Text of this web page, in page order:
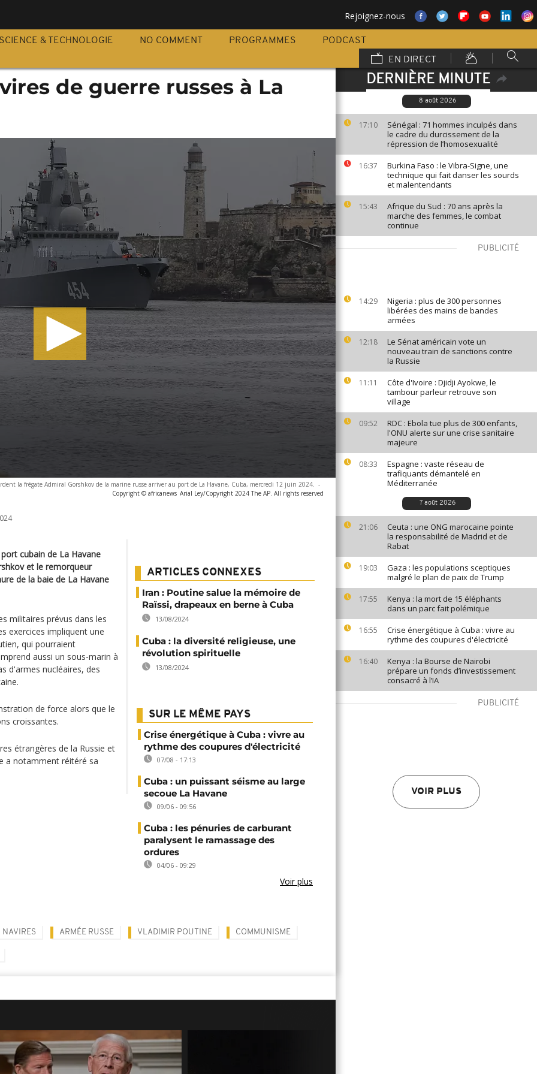
Rejoignez-nous
SCIENCE & TECHNOLOGIE NO COMMENT PROGRAMMES
PODCAST
EN DIRECT
DERNIÈRE MINUTE
8 août 2026
17:10
Sénégal : 71 hommes inculpés dans
le cadre du durcissement de la
répression de l’homosexualité
16:37
Burkina Faso : le Vibra-Signe, une
technique qui fait danser les sourds
et malentendants
15:43
Afrique du Sud : 70 ans après la
marche des femmes, le combat
continue
PUBLICITÉ
14:29
Nigeria : plus de 300 personnes
libérées des mains de bandes
armées
12:18
Le Sénat américain vote un
nouveau train de sanctions contre
la Russie
11:11
Côte d'Ivoire : Djidji Ayokwe, le
tambour parleur retrouve son
village
09:52
RDC : Ebola tue plus de 300 enfants,
l'ONU alerte sur une crise sanitaire
majeure
08:33
Espagne : vaste réseau de
trafiquants démantelé en
Méditerranée
7 août 2026
21:06
Ceuta : une ONG marocaine pointe
la responsabilité de Madrid et de
Rabat
19:03
Gaza : les populations sceptiques
malgré le plan de paix de Trump
17:55
Kenya : la mort de 15 éléphants
dans un parc fait polémique
16:55
Crise énergétique à Cuba : vivre au
rythme des coupures d'électricité
16:40
Kenya : la Bourse de Nairobi
prépare un fonds d’investissement
consacré à l’IA
PUBLICITÉ
VOIR PLUS
de guerre russes à La
la frégate Admiral Gorshkov de la marine russe arriver au port de La Havane, Cuba, mercredi 12 juin 2024. -
Copyright © africanews Arial Ley/Copyright 2024 The AP. All rights reserved
cubain de La Havane
et le remorqueur
de la baie de La Havane
militaires prévus dans les
exercices impliquent une
qui pourraient
aussi un sous-marin à
d'armes nucléaires, des
de force alors que le
croissantes.
étrangères de la Russie et
a notamment réitéré sa
ARTICLES CONNEXES
Iran : Poutine salue la mémoire de
Raïssi, drapeaux en berne à Cuba
13/08/2024
Cuba : la diversité religieuse, une
révolution spirituelle
13/08/2024
SUR LE MÊME PAYS
Crise énergétique à Cuba : vivre au
rythme des coupures d'électricité
07/08 - 17:13
Cuba : un puissant séisme au large
secoue La Havane
09/06 - 09:56
Cuba : les pénuries de carburant
paralysent le ramassage des
ordures
04/06 - 09:29
Voir plus
NAVIRES ARMÉE RUSSE VLADIMIR POUTINE COMMUNISME